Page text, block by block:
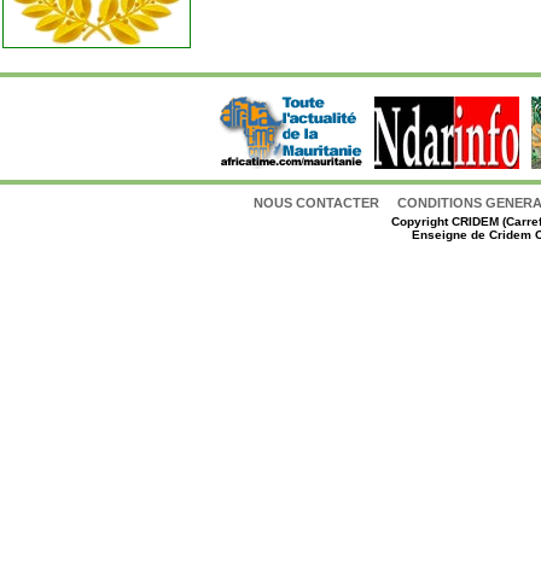
NOUS CONTACTER CONDITIONS
CopyrightCRIDEM
Enseigne de Cridem